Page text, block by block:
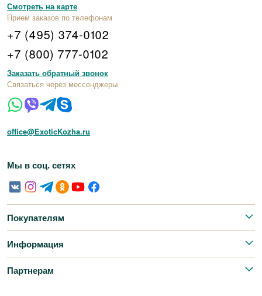
Смотреть на карте
Прием заказов по телефонам
+7 (495) 374-0102
+7 (800) 777-0102
Заказать обратный звонок
Связаться через мессенджеры
office@ExoticKozha.ru
Мы в соц. сетях
Покупателям
Информация
Партнерам